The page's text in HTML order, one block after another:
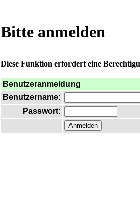
Bitte anmelden
Diese Funktion erfordert eine
Benutzeranmeldung
Benutzername:
Passwort: